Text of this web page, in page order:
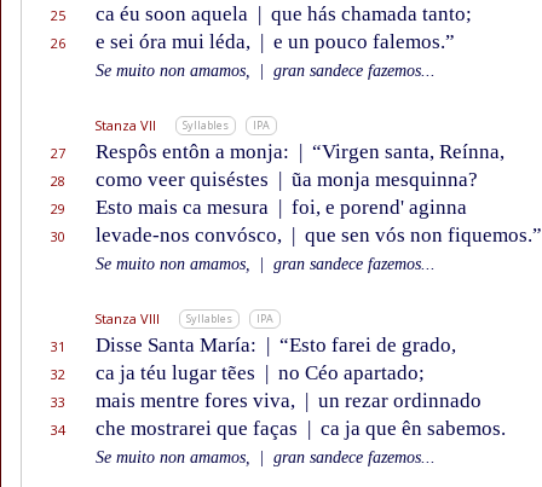
25 ca éu soon aquela | que hás chamada tanto;
26 e sei óra mui léda, | e un pouco falemos.”
Se muito non amamos, gran sandece fazemos...
Stanza VII Syllables IPA
27 Respôs entôn a monja: | “Virgen santa, Reínna,
28 como veer quiséstes | ũa monja mesquinna?
29 Esto mais ca mesura | foi, e porend' aginna
30 levade-nos convósco, | que sen vós non fiquemos.”
Se muito non amamos, gran sandece fazemos...
Stanza VIII Syllables IPA
31 Disse Santa María: | “Esto farei de grado,
32 ca ja téu lugar tẽes | no Céo apartado;
33 mais mentre fores viva, | un rezar ordinnado
34 che mostrarei que faças | ca ja que ên sabemos.
Se muito non amamos, gran sandece fazemos...